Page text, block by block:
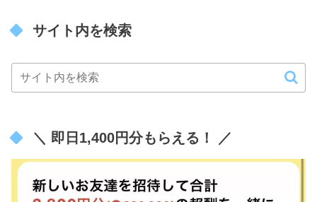
サイト内を検索
＼ 即日1,400円分もらえる！ ／